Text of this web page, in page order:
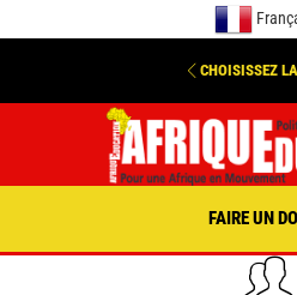
CHOISISSEZ
FAIRE UN